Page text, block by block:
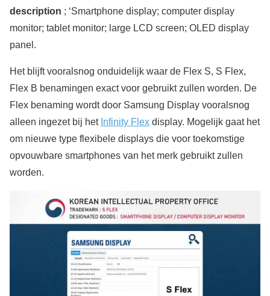
description ; ‘Smartphone display; computer display
monitor; tablet monitor; large LCD screen; OLED display
panel.
Het blijft vooralsnog onduidelijk waar de Flex S, S Flex,
Flex B benamingen exact voor gebruikt zullen worden. De
Flex benaming wordt door Samsung Display vooralsnog
alleen ingezet bij het Infinity Flex display. Mogelijk gaat het
om nieuwe type flexibele displays die voor toekomstige
opvouwbare smartphones van het merk gebruikt zullen
worden.